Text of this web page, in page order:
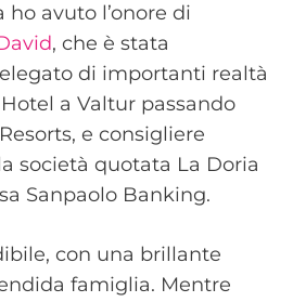
avuto l’onore di
, che è stata
di importanti realtà
a Valtur passando
e consigliere
società quotata La Doria
Sanpaolo Banking.
con una brillante
famiglia. Mentre